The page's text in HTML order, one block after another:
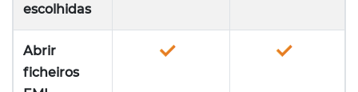
escolhidas
Abrir
ficheiros